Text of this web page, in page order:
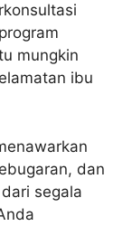
mungkin
ibu
dan
segala